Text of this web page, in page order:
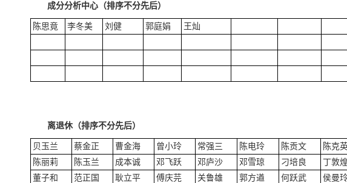
成分分析中心（排序不分先后）
陈思竟 李冬美 刘健 郭庭娟 王灿
离退休（排序不分先后）
贝玉兰 蔡金正 曹金海 曾小玲 常强三 陈电玲 陈贡文
陈克
陈丽莉
陈玉兰 成本诚 邓飞跃 邓庐沙 邓雪琼 刁培良
丁敦煌
董子和
范正国 耿立平 傅庆芫 关鲁雄 郭方遒 何跃武
侯曼